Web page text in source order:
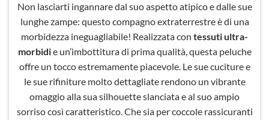
Non lasciarti ingannare dal suo aspetto atipico e dalle sue
lunghe zampe: questo compagno extraterrestre è di una
morbidezza ineguagliabile! Realizzata con tessuti ultra-
morbidie un’imbottitura di prima qualità, questa peluche
offre un tocco estremamente piacevole. Le sue cuciture e
le sue rifiniture molto dettagliate rendono un vibrante
omaggio alla sua silhouette slanciata e al suo ampio
sorriso così caratteristico. Che sia per coccole rassicuranti